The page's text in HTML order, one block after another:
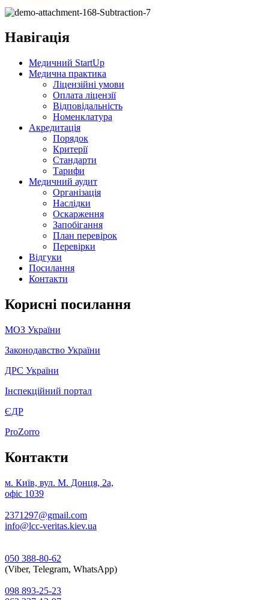
Навігація
Медичний StartUp
Медична практика
Ліцензійні умови
Оплата ліцензії
Відповідальність
Номенклатура
Акредитація
Порядок
Критерії
Стандарти
Тарифи
Медичний аудит
Організація
Наслідки
Оскарження
Запобігання
План перевірок
Перевірки
Відгуки
Посилання
Контакти
Корисні посилання
МОЗ України
Законодавство України
ДРС України
Інспекційний портал
ЄДР
ProZorro
Контакти
м. Київ, вул. М. Донця, 2а,
офіс 1039
2371297@gmail.com
info@lcc-veritas.kiev.ua
050 388-80-62
(Viber, Telegram, WhatsApp)
098 893-25-23